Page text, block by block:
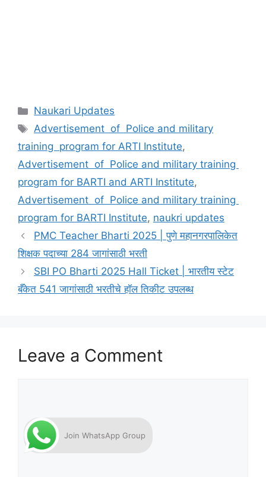
Categories
Naukari Updates
Tags
Advertisement of Police and military
training program for ARTI Institute,
Advertisement of Police and military training
program for BARTI and ARTI Institute,
Advertisement of Police and military training
program for BARTI Institute, naukri updates
PMC Teacher Bharti 2025 | पुणे महानगरपालिकेत
शिक्षक पदाच्या 284 जागांसाठी भरती
SBI PO Bharti 2025 Hall Ticket | भारतीय स्टेट
बँकेत 541 जागांसाठी भरतीचे हॉल तिकीट उपलब्ध
Leave a Comment
Join WhatsApp Group